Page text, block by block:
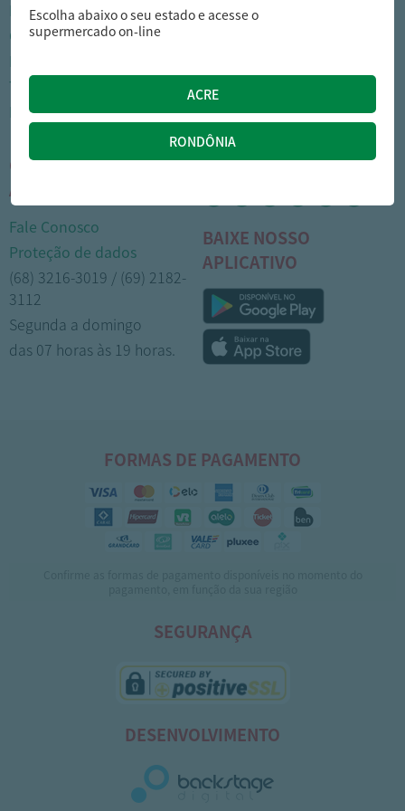
Nossas lojas
Cartão Arasuper
Trabalhe Conosco
Portal do colaborador
Como comprar
Trocas e devoluções
Formas de pagamento
CENTRAL DE
ATENDIMENTO
Fale Conosco
Proteção de dados
(68) 3216-3019 / (69) 2182-
3112
Segunda a domingo
das 07 horas às 19 horas.
MÍDIAS SOCIAIS
BAIXE NOSSO
APLICATIVO
FORMAS DE PAGAMENTO
SEGURANÇA
DESENVOLVIMENTO
Escolha abaixo o seu estado e acesse o
supermercado on-line